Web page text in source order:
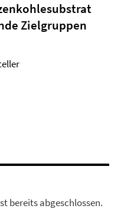
Zielgruppen
bereits abgeschlossen.